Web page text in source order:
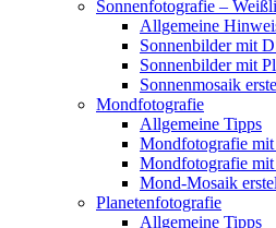
Sonnenfotografie –
Allgemeine
Sonnenbilder mit
Sonnenbilder mit
Sonnenmosaik
Mondfotografie
Allgemeine Tipps
Mondfotografie
Mondfotografie mit
Mond-Mosaik
Planetenfotografie
Allgemeine Tipps